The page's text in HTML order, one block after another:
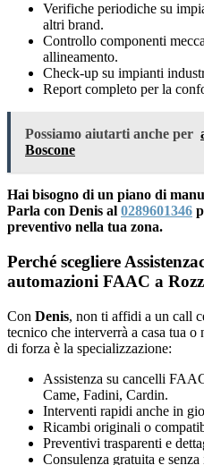
Verifiche periodiche su
altri brand.
Controllo componenti
allineamento.
Check-up su impianti
Report completo per la
Possiamo aiutarti anche per
Boscone
Hai bisogno di un piano di
Parla con Denis al 0289601346
preventivo nella tua zona.
Perché scegliere
automazioni FAAC a
Con Denis, non ti affidi a un call
tecnico che interverrà a casa tua
di forza è la specializzazione:
Assistenza su cancelli
Came, Fadini, Cardin.
Interventi rapidi anche in
Ricambi originali o
Preventivi trasparenti e
Consulenza gratuita e